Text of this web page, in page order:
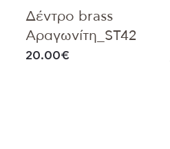
Δέντρο brass
Αραγωνίτη_ST42
20.00€